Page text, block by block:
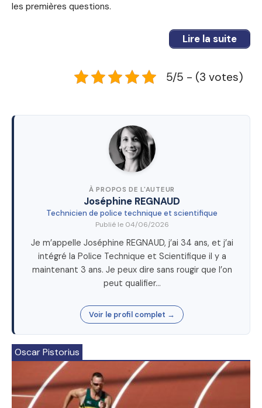
les premières questions.
Lire la suite
5/5 - (3 votes)
À PROPOS DE L'AUTEUR
Joséphine REGNAUD
Technicien de police technique et scientifique
Publié le 04/06/2026
Je m’appelle Joséphine REGNAUD, j’ai 34 ans, et j’ai
intégré la Police Technique et Scientifique il y a
maintenant 3 ans. Je peux dire sans rougir que l’on
peut qualifier…
Voir le profil complet →
Oscar Pistorius